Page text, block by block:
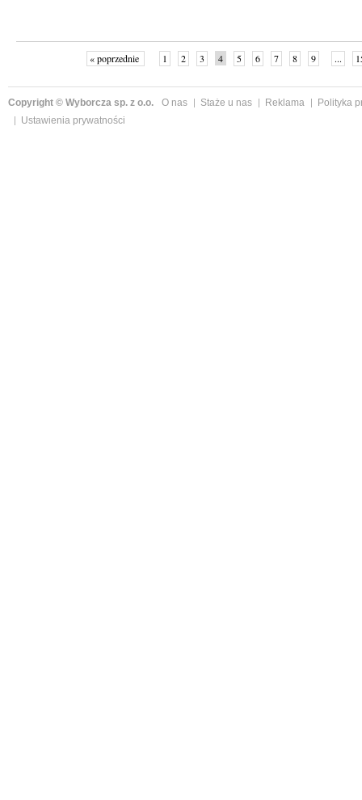
« poprzednie 1 2 3 4 5 6 7 8 9 ...
Copyright © Wyborcza sp. z o.o. O nas Staże u nas Reklama
Polityka
Ustawienia prywatności